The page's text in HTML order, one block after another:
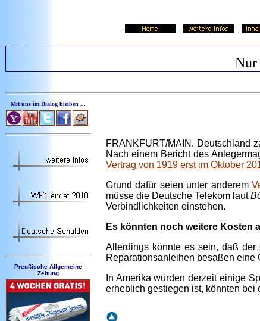
Nur
Mit uns im Dialog bleiben ...
Preußische Allgemeine
Zeitung
FRANKFURT/MAIN. Deutschland
Nach einem Bericht des
Vertrag von 1919 erst im Oktober
Grund dafür seien unter anderem
müsse die Deutsche Telekom laut
Verbindlichkeiten einstehen.
Es könnten noch weitere Kosten
Allerdings könnte es sein, daß
Reparationsanleihen besaßen eine
In Amerika würden derzeit einige
erheblich gestiegen ist, könnten bei